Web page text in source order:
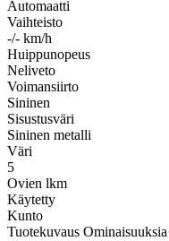
Automaatti
Vaihteisto
-/- km/h
Huippunopeus
Neliveto
Voimansiirto
Sininen
Sisustusväri
Sininen metalli
Väri
5
Ovien lkm
Käytetty
Kunto
Tuotekuvaus Ominaisuuksia